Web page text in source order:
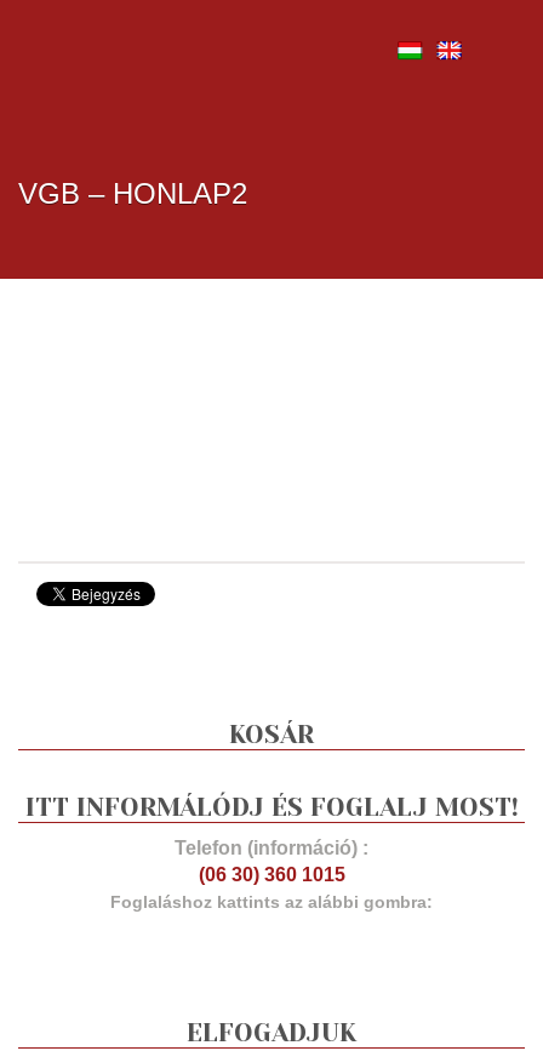
VGB – HONLAP2
KOSÁR
ITT INFORMÁLÓDJ ÉS FOGLALJ MOST!
Telefon (információ) :
(06 30) 360 1015
Foglaláshoz kattints az alábbi gombra:
ELFOGADJUK